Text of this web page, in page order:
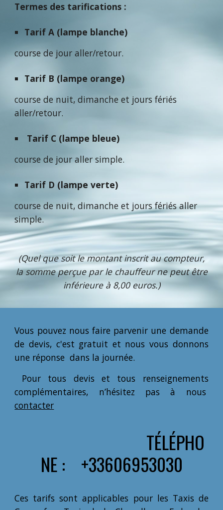
Termes des tarifications :
Tarif A (lampe blanche)
course de jour aller/retour.
Tarif B (lampe orange)
course de nuit, dimanche et jours fériés
aller/retour.
Tarif C (lampe bleue)
course de jour aller simple.
Tarif D (lampe verte)
course de nuit, dimanche et jours fériés aller
simple.
(Quel que soit le montant inscrit au compteur,
la somme perçue par le chauffeur ne peut être
inférieure à 8,00 euros.)
Vous pouvez nous faire parvenir une demande
de devis, c'est gratuit et nous vous donnons
une réponse dans la journée.
Pour tous devis et tous renseignements
complémentaires, n’hésitez pas à nous
contacter
TÉLÉPHO
NE : +33606953030
Ces tarifs sont applicables pour les Taxis de